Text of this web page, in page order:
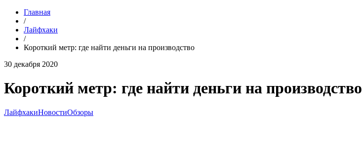
Главная
/
Лайфхаки
/
Короткий метр: где найти деньги на производство
30 декабря 2020
Короткий метр: где найти деньги на производство
ЛайфхакиНовостиОбзоры